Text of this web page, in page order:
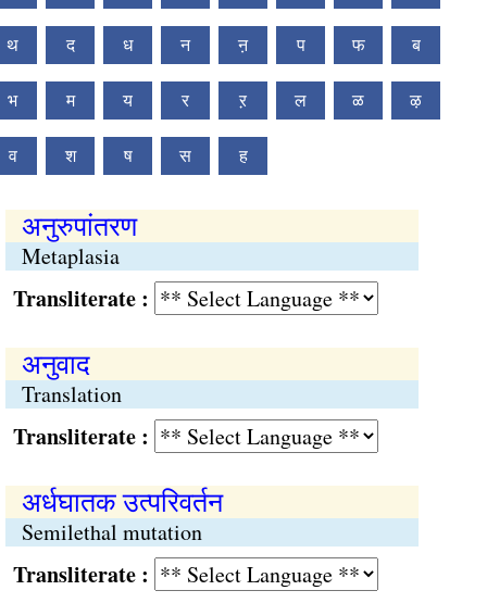
थ द ध न ऩ प फ ब
भ म य र ऱ ल ळ ऴ
व श ष स ह
अनुरुपांतरण
Metaplasia
:
अनुवाद
Translation
:
अर्धघातक उत्परिवर्तन
Semilethal mutation
: